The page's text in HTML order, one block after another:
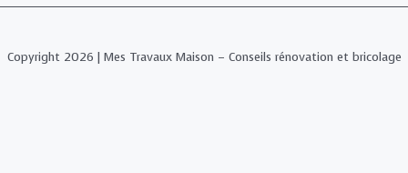
Copyright 2026 | Mes Travaux Maison – Conseils rénovation et bricolage